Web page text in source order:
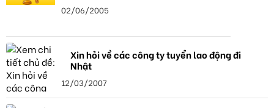
02/06/2005
Xin hỏi về các công ty tuyển lao động đi
Nhật
12/03/2007